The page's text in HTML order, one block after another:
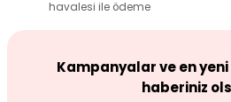
havalesi ile ödeme
Kampanyalar ve en
haberiniz